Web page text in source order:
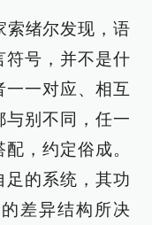
索绪尔发现，语
符号，并不是什
一对应、相互
与别不同，任一
，约定俗成。
足的系统，其功
差异结构所决